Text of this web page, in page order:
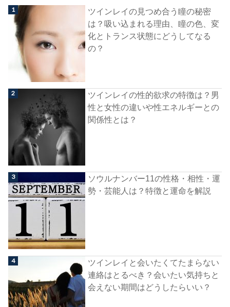
ツインレイの見つめ合う瞳の秘密
は？吸い込まれる理由、瞳の色、変
化とトランス状態にどうしてなる
の？
ツインレイの性的欲求の特徴は？男
性と女性の違いや性エネルギーとの
関係性とは？
ソウルナンバー11の性格・相性・運
勢・芸能人は？特徴と運命を解説
ツインレイと会いたくてたまらない
連絡はとるべき？会いたい気持ちと
会えない期間はどうしたらいい？